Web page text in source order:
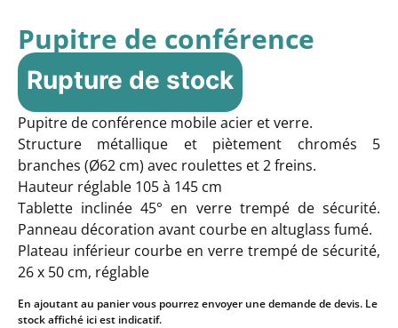
Pupitre de conférence
Rupture de stock
Pupitre de conférence mobile acier et verre.
Structure métallique et piètement chromés 5
branches (Ø62 cm) avec roulettes et 2 freins.
Hauteur réglable 105 à 145 cm
Tablette inclinée 45° en verre trempé de sécurité.
Panneau décoration avant courbe en altuglass fumé.
Plateau inférieur courbe en verre trempé de sécurité,
26 x 50 cm, réglable
En ajoutant au panier vous pourrez envoyer une demande de devis. Le
stock affiché ici est indicatif.